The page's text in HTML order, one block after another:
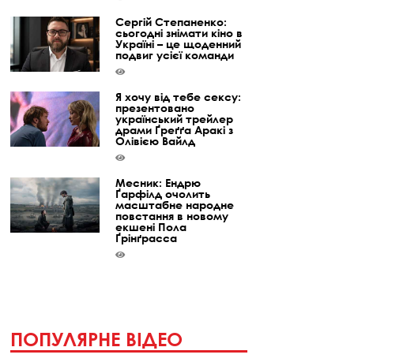
Сергій Степаненко:
сьогодні знімати кіно в
Україні – це щоденний
подвиг усієї команди
Я хочу від тебе сексу:
презентовано
український трейлер
драми Ґреґґа Аракі з
Олівією Вайлд
Месник: Ендрю
Ґарфілд очолить
масштабне народне
повстання в новому
екшені Пола
Ґрінґрасса
ПОПУЛЯРНЕ ВІДЕО